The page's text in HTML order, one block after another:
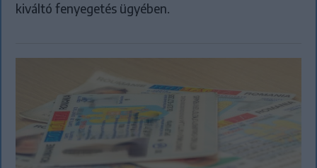
kiváltó fenyegetés ügyében.